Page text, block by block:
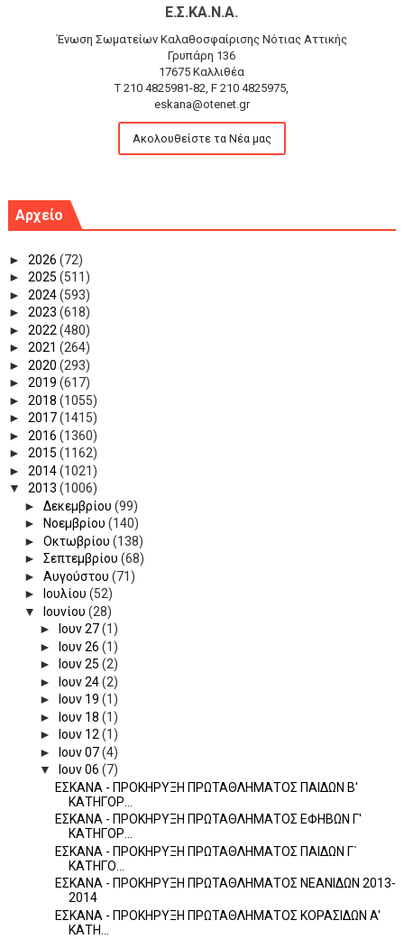
Ε.Σ.ΚΑ.Ν.Α.
Ένωση Σωματείων Καλαθοσφαίρισης Νότιας Αττικής
Γρυπάρη 136
17675 Καλλιθέα
T 210 4825981-82, F 210 4825975,
eskana@otenet.gr
Ακολουθείστε τα Νέα μας
Αρχείο
► 2026 (72)
► 2025 (511)
► 2024(593)
► 2023 (618)
► 2022 (480)
► 2021 (264)
► 2020 (293)
► 2019 (617)
► 2018 (1055)
► 2017(1415)
► 2016 (1360)
► 2015 (1162)
► 2014(1021)
▼ 2013 (1006)
► Δεκεμβρίου (99)
►
Νοεμβρίου (140)
► Οκτωβρίου (138)
► Σεπτεμβρίου (68)
► Αυγούστου (71)
►
Ιουλίου (52)
▼
Ιουνίου (28)
►
Ιουν 27(1)
►
Ιουν 26 (1)
►
Ιουν 25 (2)
►
Ιουν 24(2)
►
Ιουν 19 (1)
►
Ιουν 18 (1)
►
Ιουν 12(1)
►
Ιουν 07(4)
▼
Ιουν 06 (7)
ΕΣΚΑΝΑ - ΠΡΟΚΗΡΥΞΗ ΠΡΩΤΑΘΛΗΜΑΤΟΣ ΠΑΙΔΩΝ Β'
ΚΑΤΗΓΟΡ...
ΕΣΚΑΝΑ - ΠΡΟΚΗΡΥΞΗ ΠΡΩΤΑΘΛΗΜΑΤΟΣ ΕΦΗΒΩΝ Γ'
ΚΑΤΗΓΟΡ...
ΕΣΚΑΝΑ - ΠΡΟΚΗΡΥΞΗ ΠΡΩΤΑΘΛΗΜΑΤΟΣ ΠΑΙΔΩΝ Γ΄
ΚΑΤΗΓΟ...
ΕΣΚΑΝΑ - ΠΡΟΚΗΡΥΞΗ ΠΡΩΤΑΘΛΗΜΑΤΟΣ ΝΕΑΝΙΔΩΝ 2013-
2014
ΕΣΚΑΝΑ - ΠΡΟΚΗΡΥΞΗ ΠΡΩΤΑΘΛΗΜΑΤΟΣ ΚΟΡΑΣΙΔΩΝ A'
ΚΑΤΗ...